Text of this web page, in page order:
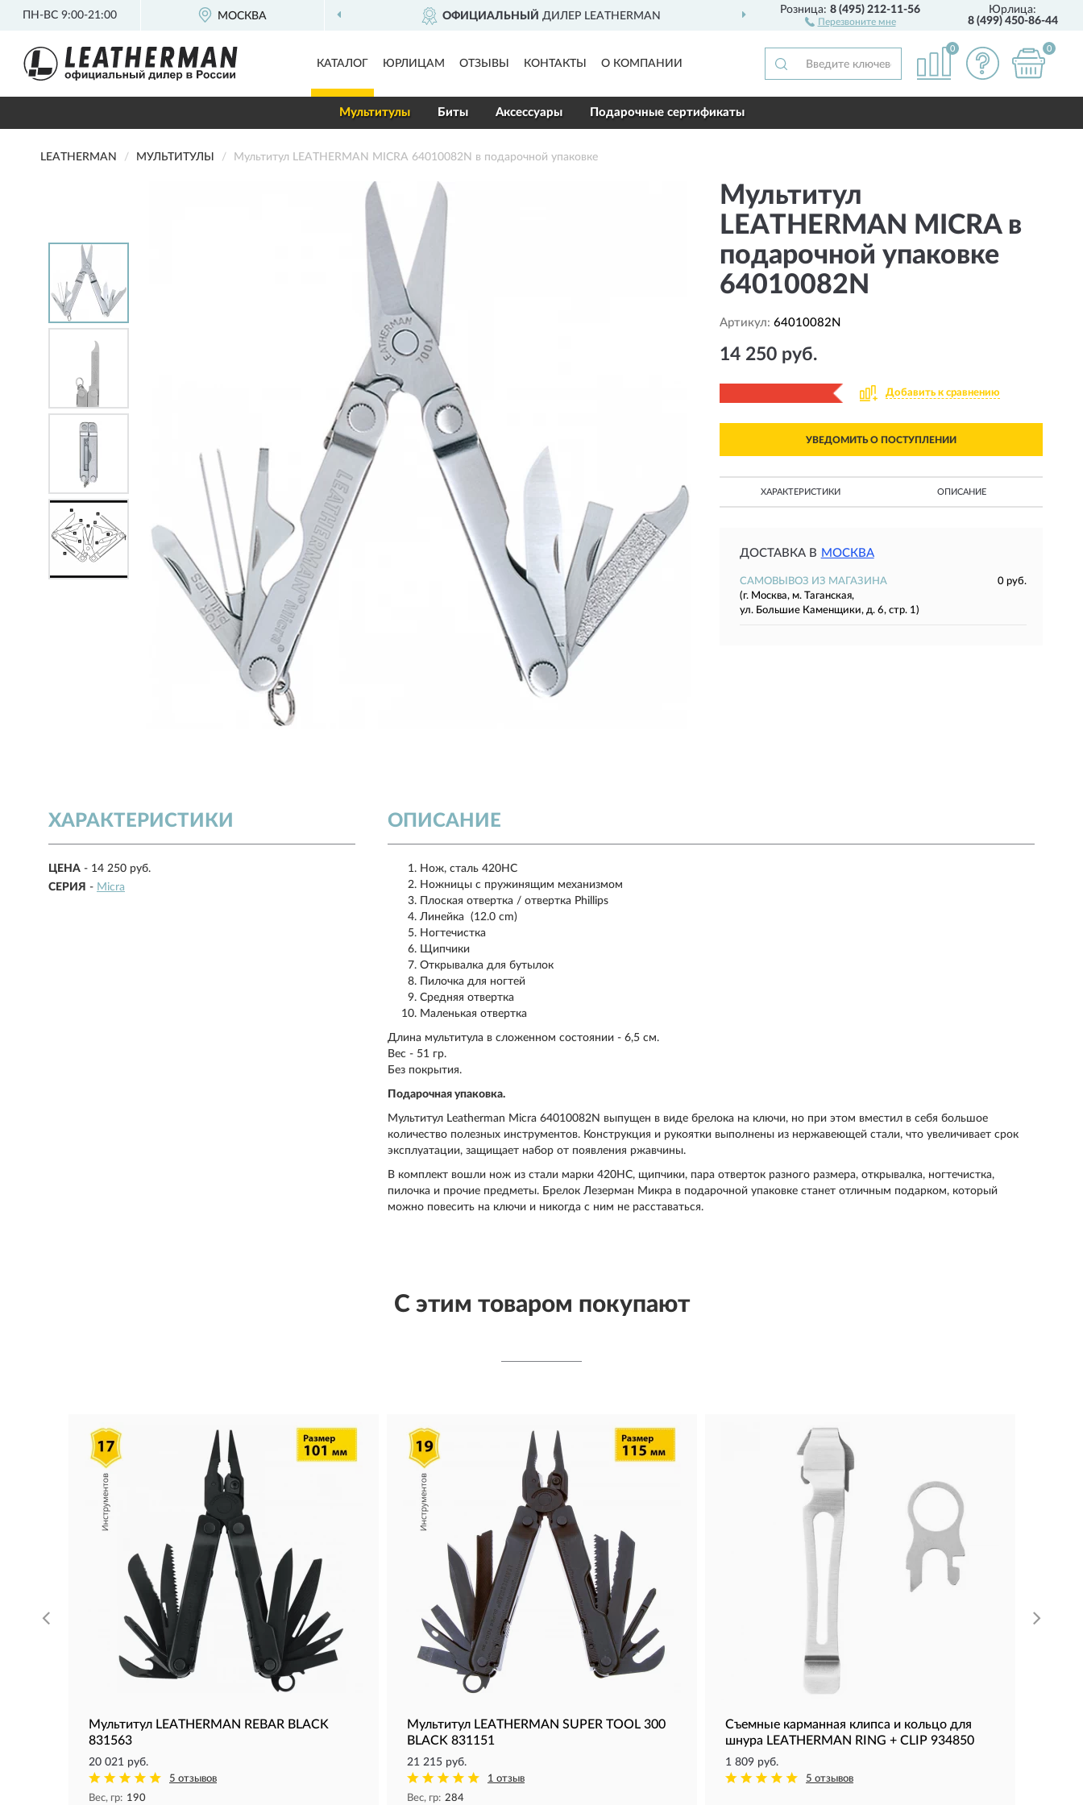
ПН-ВС 9:00-21:00 МОСКВАОФИЦИАЛЬНЫЙ ДИЛЕР LEATHERMAN ДОСТАВИМ ПО ВСЕЙ РОССИИ
Розница:8 (495) 212-11-56
Перезвоните мне
Юрлица:
8 (499) 450-86-44
КАТАЛОГ ЮРЛИЦАМ ОТЗЫВЫ КОНТАКТЫ О КОМПАНИИ
0 0
Мультитулы Биты Аксессуары Подарочные сертификаты
LEATHERMAN МУЛЬТИТУЛЫ Мультитул LEATHERMAN MICRA 64010082N в подарочной упаковке
Мультитул
LEATHERMAN MICRA в
подарочной упаковке
64010082N
Артикул: 64010082N
14 250 руб.
Добавить к сравнению
УВЕДОМИТЬ О ПОСТУПЛЕНИИ
ХАРАКТЕРИСТИКИ ОПИСАНИЕ
ДОСТАВКА В МОСКВА
САМОВЫВОЗ ИЗ МАГАЗИНА
0 руб.
(г. Москва, м. Таганская,
ул. Большие Каменщики, д. 6, стр. 1)
ХАРАКТЕРИСТИКИ
ЦЕНА - 14 250 руб.
СЕРИЯ - Micra
ОПИСАНИЕ
Нож, сталь 420HC
Ножницы с пружинящим механизмом
Плоская отвертка / отвертка Phillips
Линейка (12.0 cm)
Ногтечистка
Щипчики
Открывалка для бутылок
Пилочка для ногтей
Средняя отвертка
Маленькая отвертка
Длина мультитула в сложенном состоянии - 6,5 см.
Вес - 51 гр.
Без покрытия.
Подарочная упаковка.
Мультитул Leatherman Micra 64010082N выпущен в виде брелока на ключи, но при этом вместил в себя большое
количество полезных инструментов. Конструкция и рукоятки выполнены из нержавеющей стали, что увеличивает срок
эксплуатации, защищает набор от появления ржавчины.
В комплект вошли нож из стали марки 420HC, щипчики, пара отверток разного размера, открывалка, ногтечистка,
пилочка и прочие предметы. Брелок Лезерман Микра в подарочной упаковке станет отличным подарком, который
можно повесить на ключи и никогда с ним не расставаться.
С этим товаром покупают
Мультитул LEATHERMAN REBAR BLACK
831563
20 021 руб.
5 отзывов
Вес, гр: 190
Мультитул LEATHERMAN SUPER TOOL 300
BLACK 831151
21 215 руб.
1 отзыв
Вес, гр: 284
Съемные карманная клипса и кольцо для
шнура LEATHERMAN RING + CLIP 934850
1 809 руб.
5 отзывов